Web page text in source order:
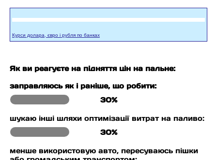
Курси долара, євро і рубля по банках
Як ви реагуєте на підняття цін на пальне:
заправляюсь як і раніше, що робити:
30%
шукаю інші шляхи оптимізації витрат на паливо:
30%
менше використовую авто, пересуваюсь пішки